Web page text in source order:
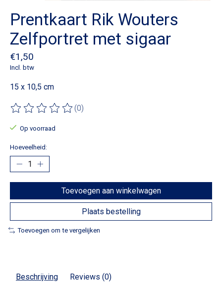
Prentkaart Rik Wouters
Zelfportret met sigaar
€1,50
Incl. btw
15 x 10,5 cm
De beoordeling van dit product is
(0)
Op voorraad
Hoeveelheid:
Toevoegen aan winkelwagen
Plaats bestelling
Toevoegen om te vergelijken
Beschrijving Reviews (0)